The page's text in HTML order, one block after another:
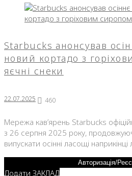
День:
22.07.2025
Starbucks анонсував
новий кортадо з
яєчні снеки
22.07.2025 460
Мережа кав’ярень Starbucks
з 26 серпня 2025 року,
випускати осінні ласощі наприкінці
Авторизація/
Додати ЗАКЛАД